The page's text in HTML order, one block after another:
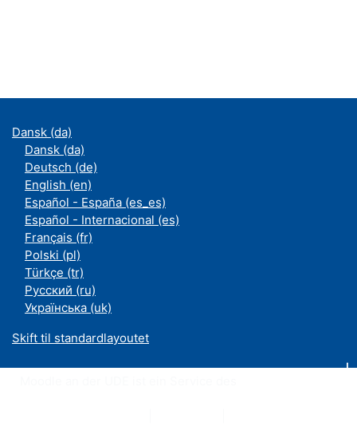
Dansk ‎(da)‎
Dansk ‎(da)‎
Deutsch ‎(de)‎
English ‎(en)‎
Español - España ‎(es_es)‎
Español - Internacional ‎(es)‎
Français ‎(fr)‎
Polski ‎(pl)‎
Türkçe ‎(tr)‎
Русский ‎(ru)‎
Українська ‎(uk)‎
Skift til standardlayoutet